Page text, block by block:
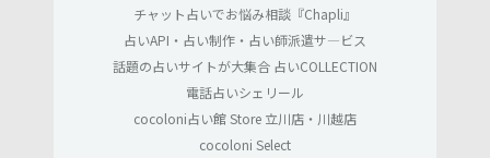
チャット占いでお悩み相談『Chapli』
占いAPI・占い制作・占い師派遣サ―ビス
話題の占いサイトが大集合 占いCOLLECTION
電話占いシェリール
cocoloni占い館 Store 立川店・川越店
cocoloni Select